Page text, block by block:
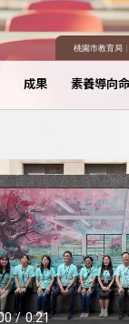
桃園市教育局｜
成果 素養導向